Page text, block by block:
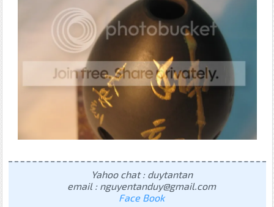
Yahoo chat : duytantan
email : nguyentanduy@gmail.com
Face Book